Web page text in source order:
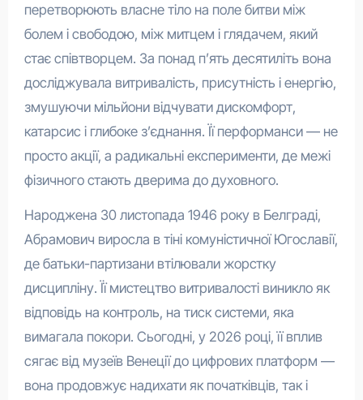
перетворюють власне тіло на поле битви між
болем і свободою, між митцем і глядачем, який
стає співтворцем. За понад п’ять десятиліть вона
досліджувала витривалість, присутність і енергію,
змушуючи мільйони відчувати дискомфорт,
катарсис і глибоке з’єднання. Її перформанси — не
просто акції, а радикальні експерименти, де межі
фізичного стають дверима до духовного.
Народжена 30 листопада 1946 року в Белграді,
Абрамович виросла в тіні комуністичної Югославії,
де батьки-партизани втілювали жорстку
дисципліну. Її мистецтво витривалості виникло як
відповідь на контроль, на тиск системи, яка
вимагала покори. Сьогодні, у 2026 році, її вплив
сягає від музеїв Венеції до цифрових платформ —
вона продовжує надихати як початківців, так і